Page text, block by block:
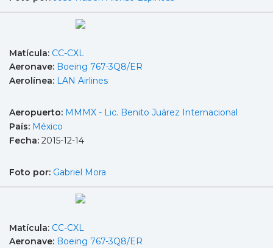
Matícula: CC-CXL
Aeronave: Boeing 767-3Q8/ER
Aerolínea: LAN Airlines
Aeropuerto: MMMX - Lic. Benito Juárez Internacional
País: México
Fecha: 2015-12-14
Foto por: Gabriel Mora
Matícula: CC-CXL
Aeronave: Boeing 767-3Q8/ER